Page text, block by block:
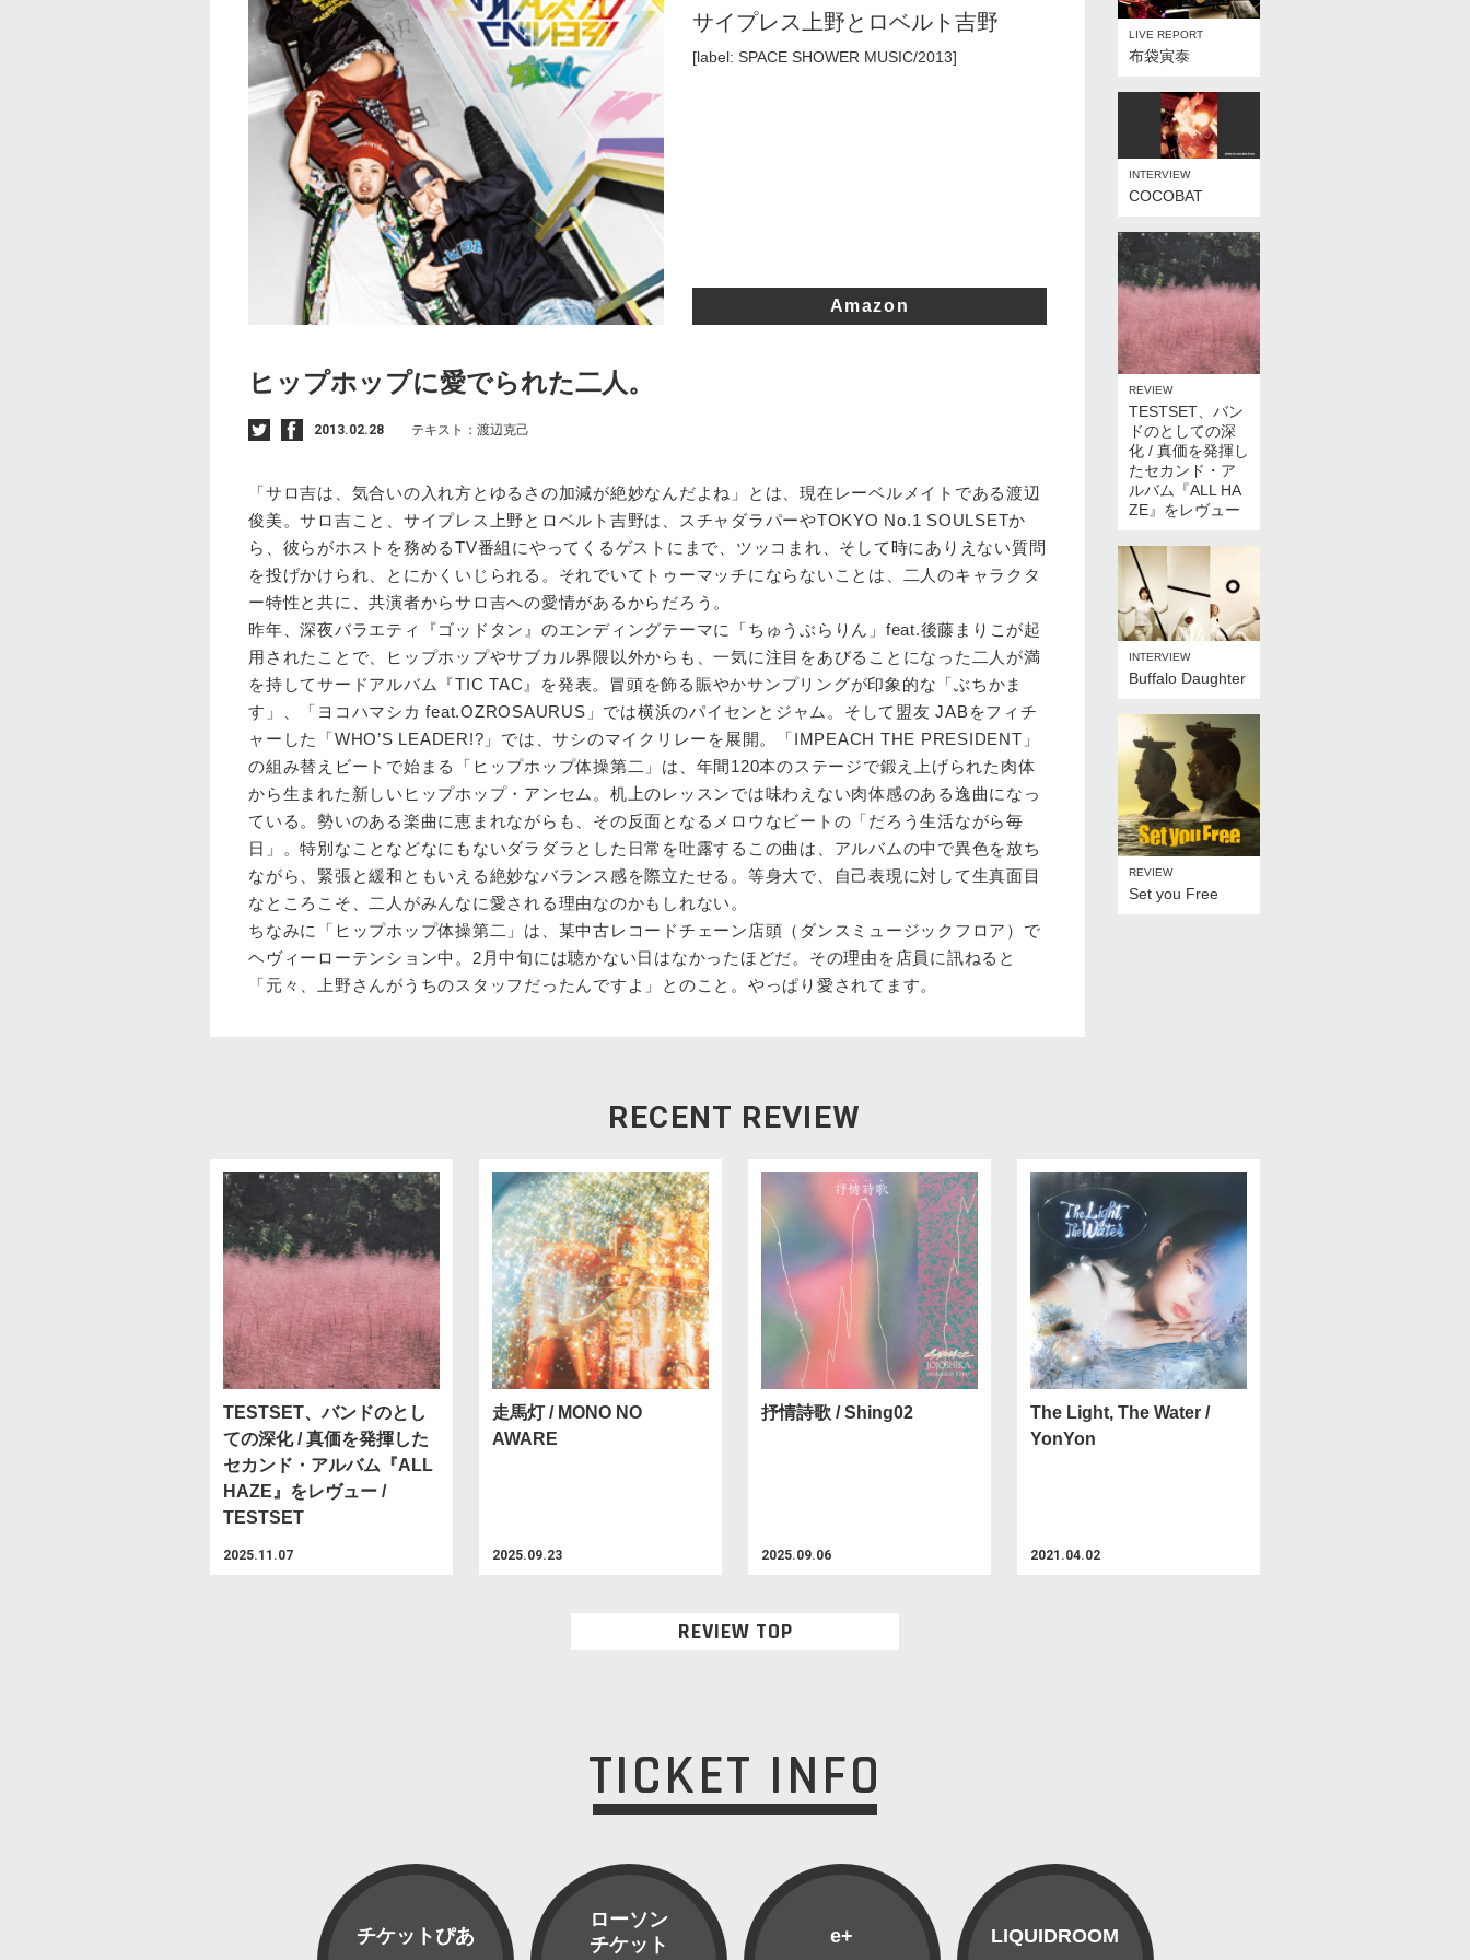
サイプレス上野とロベルト吉野
[label: SPACE SHOWER MUSIC/2013]
Amazon
ヒップホップに愛でられた二人。
2013.02.28 テキスト：渡辺克己
「サロ吉は、気合いの入れ方とゆるさの加減が絶妙なんだよね」とは、現在レーベルメイトである渡辺
俊美。サロ吉こと、サイプレス上野とロベルト吉野は、スチャダラパーやTOKYO No.1 SOULSETか
ら、彼らがホストを務めるTV番組にやってくるゲストにまで、ツッコまれ、そして時にありえない質問
を投げかけられ、とにかくいじられる。それでいてトゥーマッチにならないことは、二人のキャラクタ
ー特性と共に、共演者からサロ吉への愛情があるからだろう。
昨年、深夜バラエティ『ゴッドタン』のエンディングテーマに「ちゅうぶらりん」feat.後藤まりこが起
用されたことで、ヒップホップやサブカル界隈以外からも、一気に注目をあびることになった二人が満
を持してサードアルバム『TIC TAC』を発表。冒頭を飾る賑やかサンプリングが印象的な「ぶちかま
す」、「ヨコハマシカ feat.OZROSAURUS」では横浜のパイセンとジャム。そして盟友 JABをフィチ
ャーした「WHO’S LEADER!?」では、サシのマイクリレーを展開。「IMPEACH THE PRESIDENT」
の組み替えビートで始まる「ヒップホップ体操第二」は、年間120本のステージで鍛え上げられた肉体
から生まれた新しいヒップホップ・アンセム。机上のレッスンでは味わえない肉体感のある逸曲になっ
ている。勢いのある楽曲に恵まれながらも、その反面となるメロウなビートの「だろう生活ながら毎
日」。特別なことなどなにもないダラダラとした日常を吐露するこの曲は、アルバムの中で異色を放ち
ながら、緊張と緩和ともいえる絶妙なバランス感を際立たせる。等身大で、自己表現に対して生真面目
なところこそ、二人がみんなに愛される理由なのかもしれない。
ちなみに「ヒップホップ体操第二」は、某中古レコードチェーン店頭（ダンスミュージックフロア）で
ヘヴィーローテンション中。2月中旬には聴かない日はなかったほどだ。その理由を店員に訊ねると
「元々、上野さんがうちのスタッフだったんですよ」とのこと。やっぱり愛されてます。
LIVE REPORT
布袋寅泰
INTERVIEW
COCOBAT
REVIEW
TESTSET、バン
ドのとしての深
化 / 真価を発揮し
たセカンド・ア
ルバム『ALL HA
ZE』をレヴュー
INTERVIEW
Buffalo Daughter
REVIEW
Set you Free
RECENT REVIEW
TESTSET、バンドのとし
ての深化 / 真価を発揮した
セカンド・アルバム『ALL
HAZE』をレヴュー /
TESTSET
2025.11.07
走馬灯 / MONO NO
AWARE
2025.09.23
抒情詩歌 / Shing02
2025.09.06
The Light, The Water /
YonYon
2021.04.02
REVIEW TOP
TICKET INFO
チケットぴあ
ローソン
チケット
e+ LIQUIDROOM